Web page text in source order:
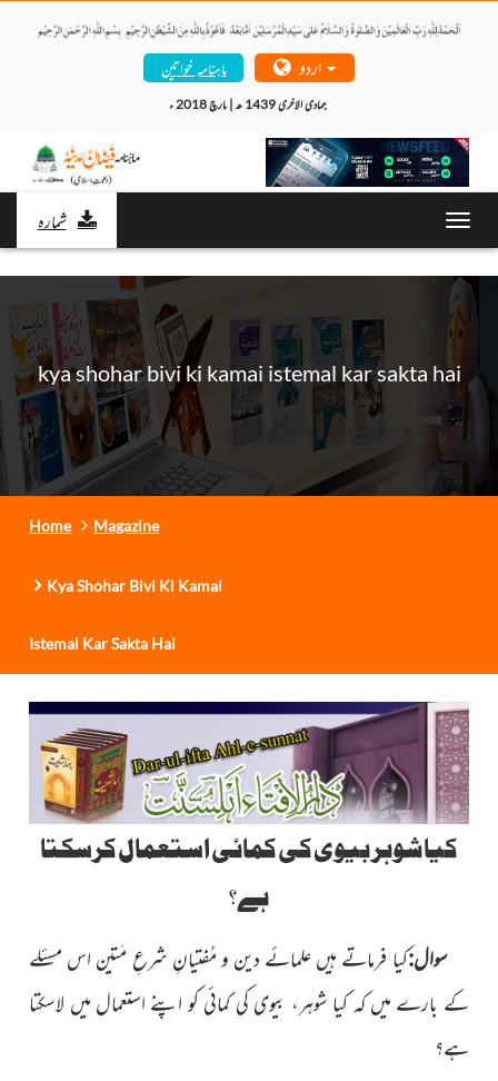
ماہنامہ خواتین
شمارہ
kya shohar bivi ki kamai istemal kar sakta hai
Home Magazine
Kya Shohar Bivi Ki Kamai
Istemal Kar Sakta Hai
کیا شوہر بیوی کی کمائی استعمال کرسکتا
ہے؟
سوال:کیا فرماتے ہیں علمائے دین و مُفتیانِ شرعِ مَتین اس مسئلے
کے بارے میں کہ کیا شوہر، بیوی کی کمائی کو اپنے استعمال میں لاسکتا
ہے؟